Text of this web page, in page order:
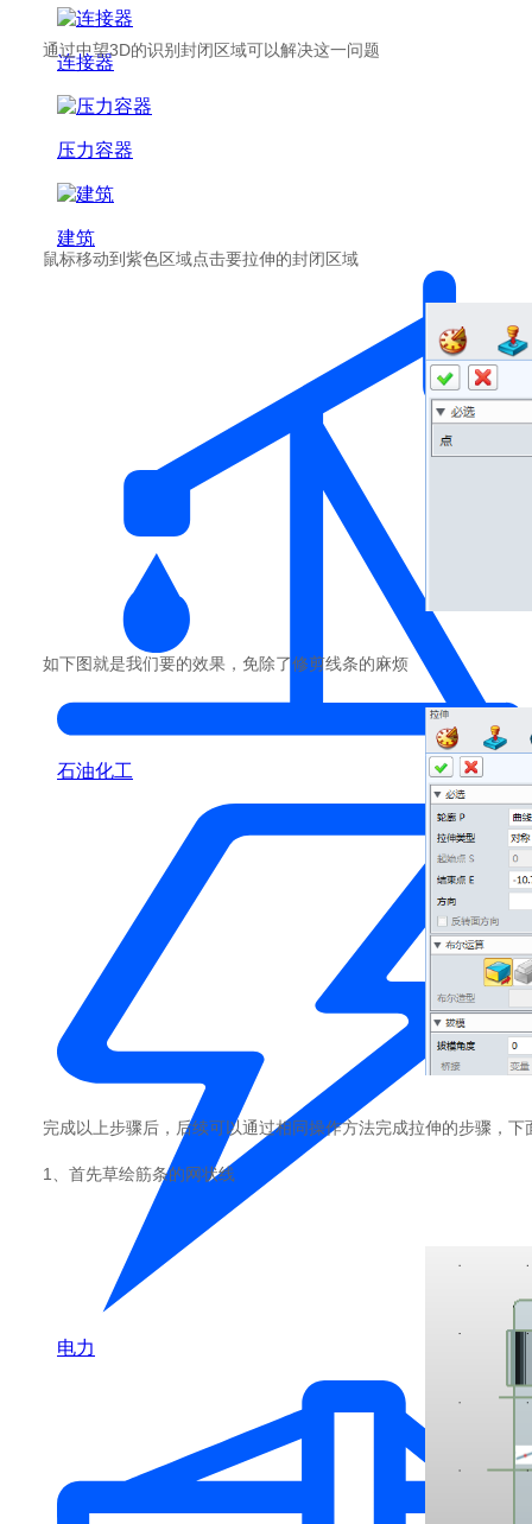
连接器
压力容器
建筑
石油化工
电力
通过中望3D的识别封闭区域可以解决这一问题
鼠标移动到紫色区域点击要拉伸的封闭区域
如下图就是我们要的效果，免除了修剪线条的麻烦
完成以上步骤后，后续可以通过相同操作方法完成拉伸的步骤，
1、首先草绘筋条的网状线